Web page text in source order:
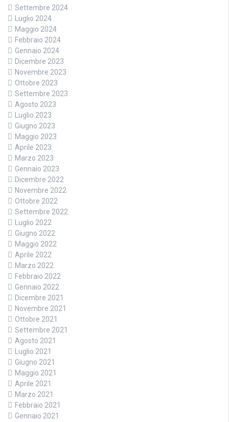
Settembre 2024
Luglio 2024
Maggio 2024
Febbraio 2024
Gennaio 2024
Dicembre 2023
Novembre 2023
Ottobre 2023
Settembre 2023
Agosto 2023
Luglio 2023
Giugno 2023
Maggio 2023
Aprile 2023
Marzo 2023
Gennaio 2023
Dicembre 2022
Novembre 2022
Ottobre 2022
Settembre 2022
Luglio 2022
Giugno 2022
Maggio 2022
Aprile 2022
Marzo 2022
Febbraio 2022
Gennaio 2022
Dicembre 2021
Novembre 2021
Ottobre 2021
Settembre 2021
Agosto 2021
Luglio 2021
Giugno 2021
Maggio 2021
Aprile 2021
Marzo 2021
Febbraio 2021
Gennaio 2021